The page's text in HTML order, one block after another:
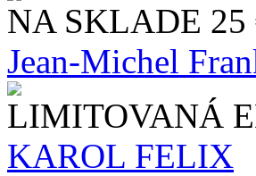
NA SKLADE 25
Jean-Michel
LIMITOVANÁ
KAROL FELIX